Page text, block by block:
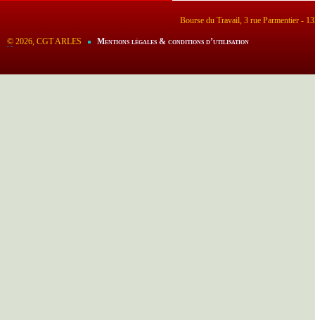
Bourse du Travail, 3 rue Parmentier -
© 2026, CGT ARLES Mentions légales & conditions d’utilisation